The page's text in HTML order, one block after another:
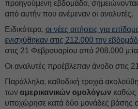
προηγούμενη εβδομάδα,
από αυτήν που ανέμεναν οι αναλυτές.
Ειδικότερα, οι νέες αιτήσεις για
ενισχύθηκαν στις 212.000 την
στις 21 Φεβρουαρίου από 208.000
Οι αναλυτές προέβλεπαν άνοδο στις
Παράλληλα, καθοδική τροχιά
των αμερικανικών ομολόγων καθώς
υποχώρησε κατά δύο μονάδες βάσης